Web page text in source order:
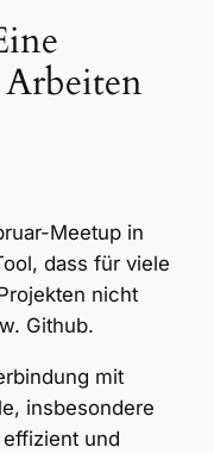
Meetup in
dass für viele
nicht
Github.
mit
insbesondere
und